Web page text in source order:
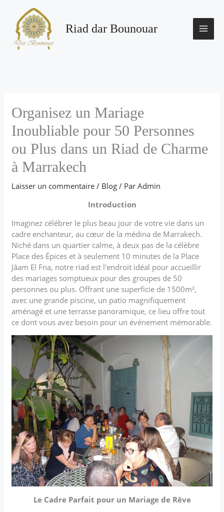
contenu
Riad dar Bounouar
Organisez un Mariage
Inoubliable pour 50 Personnes
ou Plus dans un Riad de Charme
à Marrakech
Laisser un commentaire / Blog / ParAdmin
Introduction
Imaginez célébrer le plus beau jour de votre vie dans un
cadre enchanteur, au cœur de la médina de Marrakech.
Niché dans un quartier calme, à deux pas de la célèbre
Place des Épices et à seulement 10 minutes de la Place
Jâam El Fna, notre riad est l'endroit idéal pour accueillir
des mariages somptueux pour des groupes de 50
personnes ou plus. Offrant une superficie de 1500m²,
avec une grande piscine, un patio magnifiquement
aménagé et une terrasse panoramique, ce lieu offre tout
ce dont vous avez besoin pour un événement mémorable.
Le Cadre Parfait pour un Mariage de Rêve